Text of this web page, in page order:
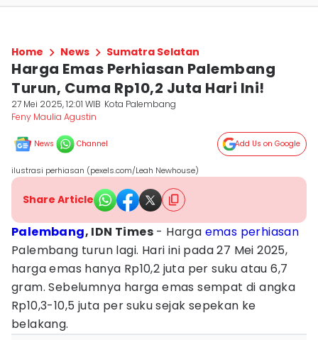
Home News Sumatra Selatan
Harga Emas Perhiasan Palembang
Turun, Cuma Rp10,2 Juta Hari Ini!
27 Mei 2025, 12:01 WIB Kota Palembang
Feny Maulia Agustin
News Channel Add Us on Google
ilustrasi perhiasan (pexels.com/Leah Newhouse)
Share Article
Palembang, IDN Times - Harga emas perhiasan
Palembang turun lagi. Hari ini pada 27 Mei 2025,
harga emas hanya Rp10,2 juta per suku atau 6,7
gram. Sebelumnya harga emas sempat di angka
Rp10,3-10,5 juta per suku sejak sepekan ke
belakang.